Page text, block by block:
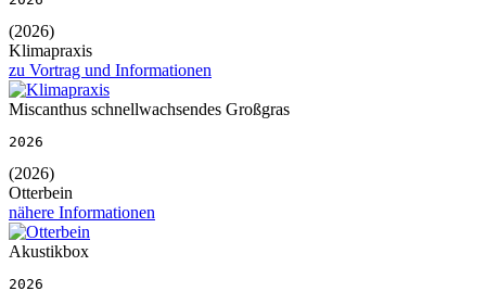
(2026)
Klimapraxis
zu Vortrag und Informationen
Miscanthus schnellwachsendes Großgras
2026
(2026)
Otterbein
nähere Informationen
Akustikbox
2026